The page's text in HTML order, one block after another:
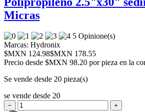
Micras
5 Opinione(s)
Marcas: Hydronix
$MXN 124.98$MXN 178.55
Precio desde $MXN 98.20 por pieza en la
Se vende desde 20 pieza(s)
se vende desde 20
− +